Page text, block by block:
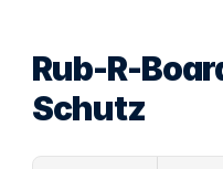
Rub-R-
Schutz